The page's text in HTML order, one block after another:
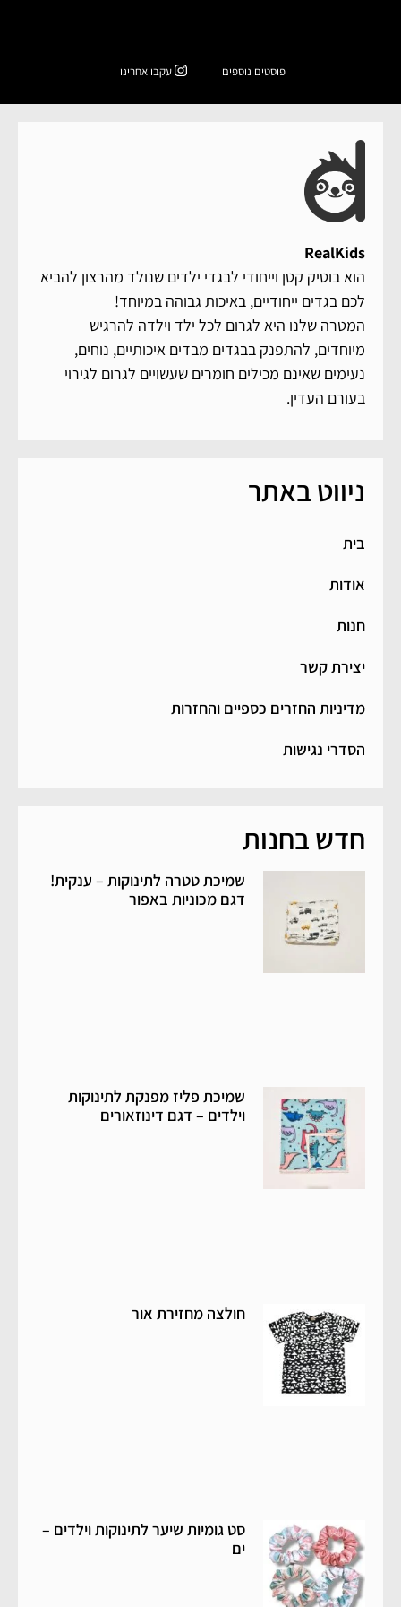
פוסטים נוספים עקבו אחרינו
RealKids
הוא בוטיק קטן וייחודי לבגדי ילדים שנולד מהרצון להביא
לכם בגדים ייחודיים, באיכות גבוהה במיוחד!
המטרה שלנו היא לגרום לכל ילד וילדה להרגיש
מיוחדים, להתפנק בבגדים מבדים איכותיים, נוחים,
נעימים שאינם מכילים חומרים שעשויים לגרום לגירוי
בעורם העדין.
ניווט באתר
בית
אודות
חנות
יצירת קשר
מדיניות החזרים כספיים והחזרות
הסדרי נגישות
חדש בחנות
שמיכת טטרה לתינוקות – ענקית!
דגם מכוניות באפור
שמיכת פליז מפנקת לתינוקות
וילדים – דגם דינוזאורים
חולצה מחזירת אור
סט גומיות שיער לתינוקות וילדים –
ים